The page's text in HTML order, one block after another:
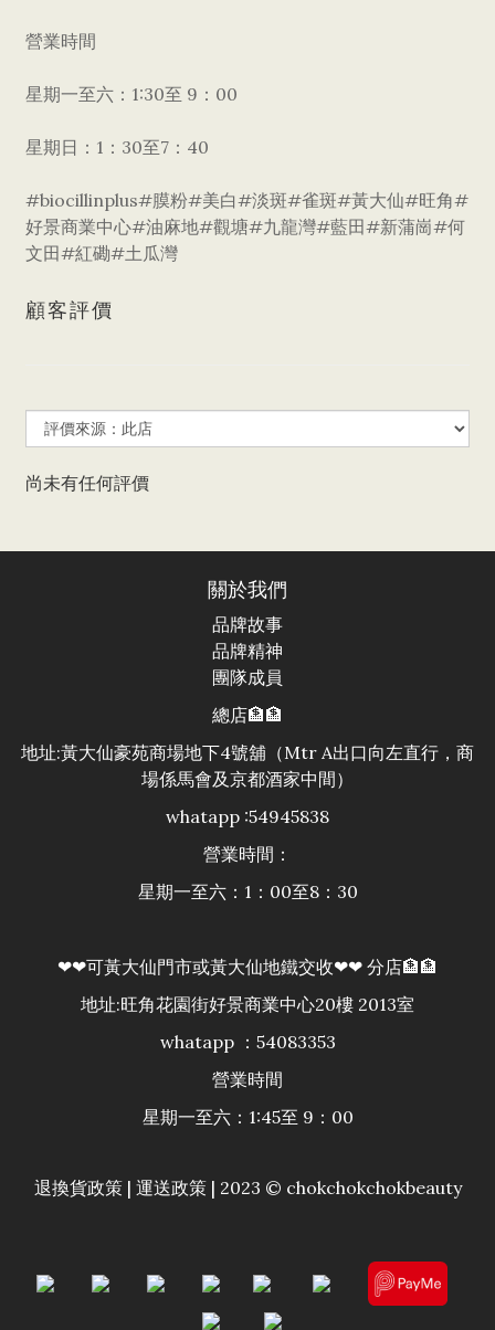
營業時間
星期一至六：1:30至 9：00
星期日：1：30至7：40
#biocillinplus#膜粉#美白#淡斑#雀斑#黃大仙#旺角#
好景商業中心#油麻地#觀塘#九龍灣#藍田#新蒲崗#何
文田#紅磡#土瓜灣
顧客評價
尚未有任何評價
關於我們
品牌故事
品牌精神
團隊成員
總店🏦🏦
地址:黃大仙豪苑商場地下4號舖（Mtr A出口向左直行，商
場係馬會及京都酒家中間）
whatapp :54945838
營業時間：
星期一至六：1：00至8：30
❤❤可黃大仙門市或黃大仙地鐵交收❤❤ 分店🏦🏦
地址:旺角花園街好景商業中心20樓 2013室
whatapp ：54083353
營業時間
星期一至六：1:45至 9：00
退換貨政策| 運送政策| 2023 © chokchokchokbeauty